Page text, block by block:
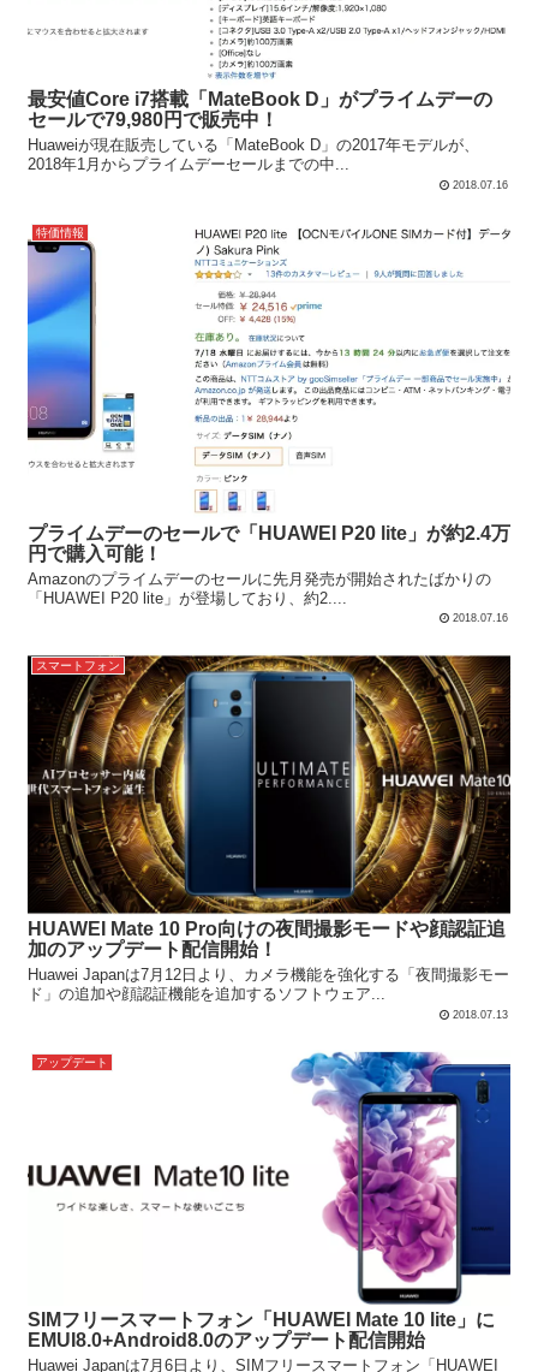
最安値Core i7搭載「MateBook D」がプライムデーの
セールで79,980円で販売中！
Huaweiが現在販売している「MateBook D」の2017年モデルが、
2018年1月からプライムデーセールまでの中...
2018.07.16
特価情報
プライムデーのセールで「HUAWEI P20 lite」が約2.4万
円で購入可能！
Amazonのプライムデーのセールに先月発売が開始されたばかりの
「HUAWEI P20 lite」が登場しており、約2....
2018.07.16
スマートフォン
HUAWEI Mate 10 Pro向けの夜間撮影モードや顔認証追
加のアップデート配信開始！
Huawei Japanは7月12日より、カメラ機能を強化する「夜間撮影モー
ド」の追加や顔認証機能を追加するソフトウェア...
2018.07.13
アップデート
SIMフリースマートフォン「HUAWEI Mate 10 lite」に
EMUI8.0+Android8.0のアップデート配信開始
Huawei Japanは7月6日より、SIMフリースマートフォン「HUAWEI